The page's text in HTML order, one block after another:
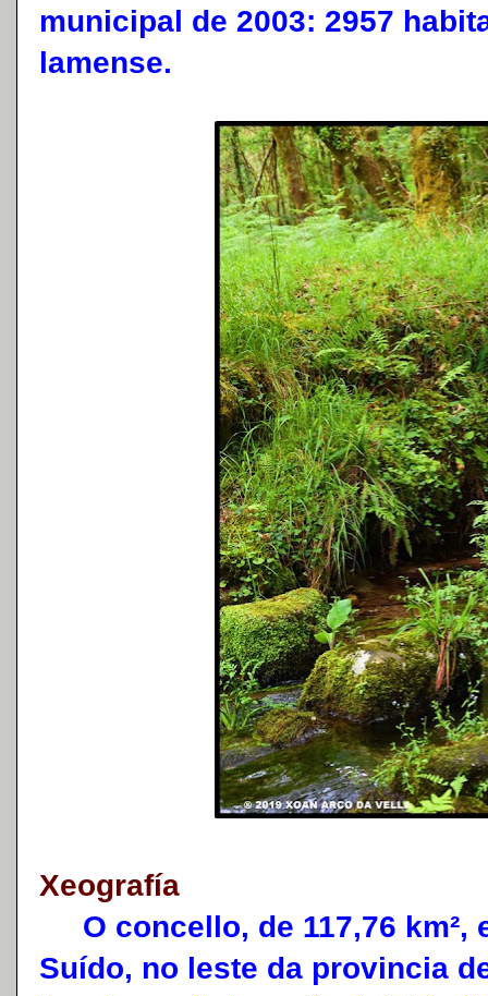
municipal de 2003: 2957
lamense.
Xeografía
O concello, de 117,76 km²,
Suído, no leste da provincia